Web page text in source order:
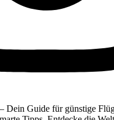
Dein Guide für günstige